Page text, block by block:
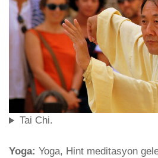
Tai Chi.
Yoga: Yoga, Hint meditasyon